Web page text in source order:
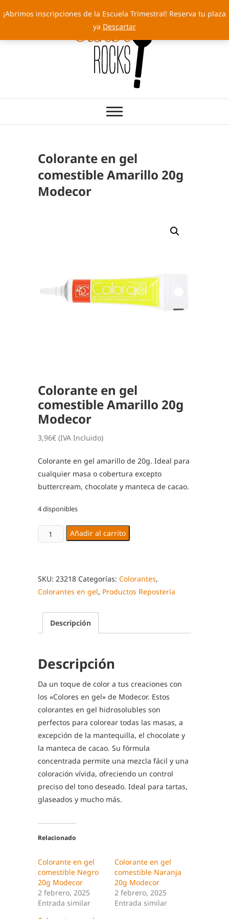
¡Abrimos inscripciones de la Escuela Trimestral! Reserva tu plaza
ya Descartar
al
Cakery Rocks
Colorante en gel
comestible Amarillo 20g
Modecor
Colorante en gel
comestible Amarillo 20g
Modecor
3,96€ (IVA Incluido)
Colorante en gel amarillo de 20g. Ideal para
cualquier masa o cobertura excepto
buttercream, chocolate y manteca de cacao.
4 disponibles
Colorante
en
Amarillo
20g
cantidad
Añadir al carrito
SKU: 23218 Categorías: Colorantes,
Colorantes en gel, Productos Repostería
Descripción
Descripción
Da un toque de color a tus creaciones con
los «Colores en gel» de Modecor. Estos
colorantes en gel hidrosolubles son
perfectos para colorear todas las masas, a
excepción de la mantequilla, el chocolate y
la manteca de cacao. Su fórmula
concentrada permite una mezcla fácil y una
coloración vívida, ofreciendo un control
preciso del tono deseado. Ideal para tartas,
glaseados y mucho más.
Relacionado
Colorante en gel
comestible Negro
20g Modecor
2 febrero, 2025
Entrada similar
Colorante en gel
comestible Naranja
20g Modecor
2 febrero, 2025
Entrada similar